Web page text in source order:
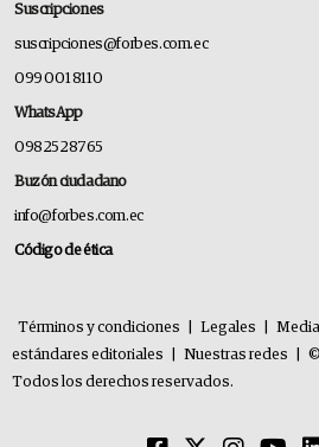
Suscripciones
suscripciones@forbes.com.ec
099 001 8110
WhatsApp
0982528765
Buzón ciudadano
info@forbes.com.ec
Código de ética
Términos y condiciones Legales
estándares editoriales
Nuestras redes
Todos los derechos reservados.